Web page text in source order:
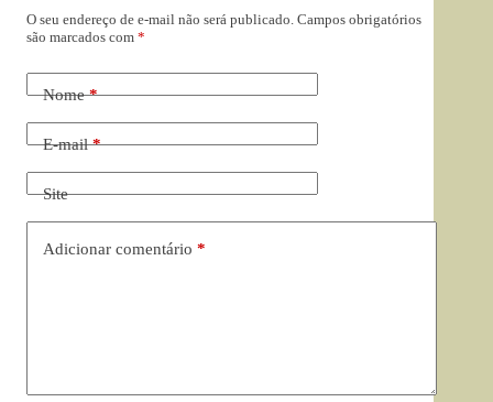
O seu endereço de e-mail não será publicado. Campos obrigatórios
são marcados com *
Nome*
E-mail*
Site
Adicionar comentário *